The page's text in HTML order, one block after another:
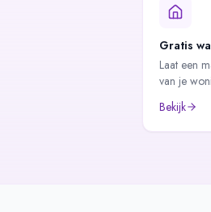
Gratis
Laat een
van je
Bekijk